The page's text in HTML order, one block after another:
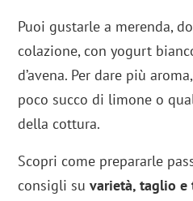
Puoi gustarle a merenda,
colazione, con yogurt
d’avena. Per dare più
poco succo di limone o
della cottura.
Scopri come prepararle
consigli suvarietà, taglio